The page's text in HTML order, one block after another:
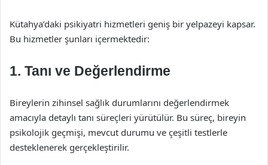
Kütahya’daki psikiyatri hizmetleri geniş bir yelpazeyi kapsar.
Bu hizmetler şunları içermektedir:
1. Tanı ve Değerlendirme
Bireylerin zihinsel sağlık durumlarını değerlendirmek
amacıyla detaylı tanı süreçleri yürütülür. Bu süreç, bireyin
psikolojik geçmişi, mevcut durumu ve çeşitli testlerle
desteklenerek gerçekleştirilir.